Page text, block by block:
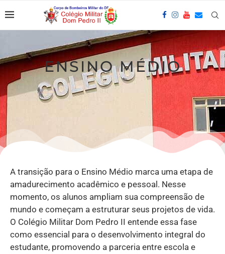
ENSINO MÉDIO
A transição para o Ensino Médio marca uma etapa de
amadurecimento acadêmico e pessoal. Nesse
momento, os alunos ampliam sua compreensão de
mundo e começam a estruturar seus projetos de vida.
O Colégio Militar Dom Pedro II entende essa fase
como essencial para o desenvolvimento integral do
estudante, promovendo a parceria entre escola e